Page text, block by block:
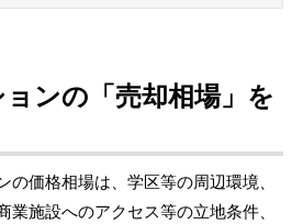
ンの「売却相場」を
の価格相場は、学区等の周辺環境、
施設へのアクセス等の立地条件、